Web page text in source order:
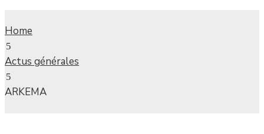
Home
Actus générales
ARKEMA